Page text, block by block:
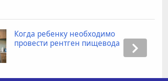
Когда ребенку необходимо
провести рентген пищевода